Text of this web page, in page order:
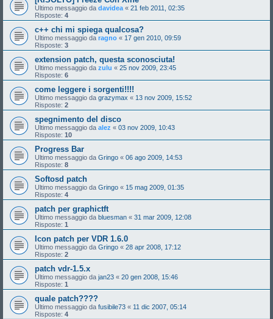
Ultimo messaggio da davidea « 21 feb 2011, 02:35
Risposte: 4
c++ chi mi spiega qualcosa?
Ultimo messaggio da ragno « 17 gen 2010, 09:59
Risposte: 3
extension patch, questa sconosciuta!
Ultimo messaggio da zulu « 25 nov 2009, 23:45
Risposte: 6
come leggere i sorgenti!!!!
Ultimo messaggio da grazymax « 13 nov 2009, 15:52
Risposte: 2
spegnimento del disco
Ultimo messaggio da alez « 03 nov 2009, 10:43
Risposte: 10
Progress Bar
Ultimo messaggio da Gringo « 06 ago 2009, 14:53
Risposte: 8
Softosd patch
Ultimo messaggio da Gringo « 15 mag 2009, 01:35
Risposte: 4
patch per graphictft
Ultimo messaggio da bluesman « 31 mar 2009, 12:08
Risposte: 1
Icon patch per VDR 1.6.0
Ultimo messaggio da Gringo « 28 apr 2008, 17:12
Risposte: 2
patch vdr-1.5.x
Ultimo messaggio da jan23 « 20 gen 2008, 15:46
Risposte: 1
quale patch????
Ultimo messaggio da fusibile73 « 11 dic 2007, 05:14
Risposte: 4